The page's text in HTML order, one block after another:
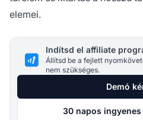
elemei.
Indítsd el affiliate
Állítsd be a fejlett
nem szükséges.
Demó
30 napos